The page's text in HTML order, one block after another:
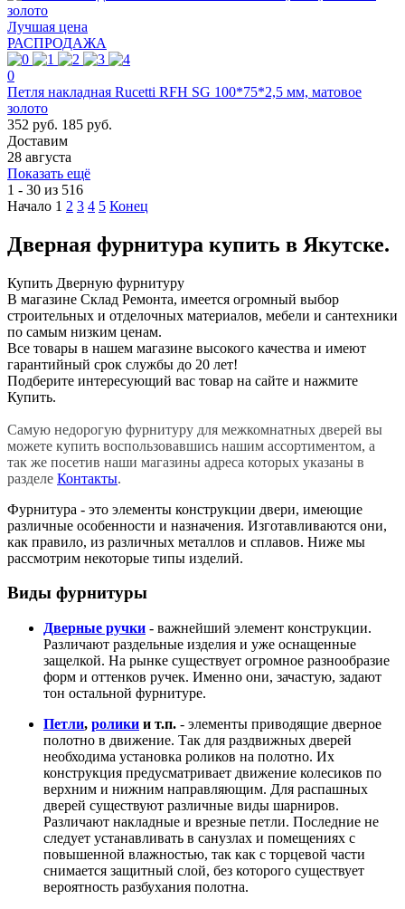
Лучшая цена
РАСПРОДАЖА
0
Петля накладная Rucetti RFН SG 100*75*2,5 мм, матовое
золото
352 руб. 185 руб.
Доставим
28 августа
Показать ещё
1 - 30 из 516
Начало 1 2 3 4 5 Конец
Дверная фурнитура купить в Якутске.
Купить Дверную фурнитуру
В магазине Склад Ремонта, имеется огромный выбор
строительных и отделочных материалов, мебели и сантехники
по самым низким ценам.
Все товары в нашем магазине высокого качества и имеют
гарантийный срок службы до 20 лет!
Подберите интересующий вас товар на сайте и нажмите
Купить.
Самую недорогую фурнитуру для межкомнатных дверей вы
можете купить воспользовавшись нашим ассортиментом, а
так же посетив наши магазины адреса которых указаны в
разделе Контакты.
Фурнитура - это элементы конструкции двери, имеющие
различные особенности и назначения. Изготавливаются они,
как правило, из различных металлов и сплавов. Ниже мы
рассмотрим некоторые типы изделий.
Виды фурнитуры
Дверные ручки - важнейший элемент конструкции.
Различают раздельные изделия и уже оснащенные
защелкой. На рынке существует огромное разнообразие
форм и оттенков ручек. Именно они, зачастую, задают
тон остальной фурнитуре.
Петли, ролики и т.п. - элементы приводящие дверное
полотно в движение. Так для раздвижных дверей
необходима установка роликов на полотно. Их
конструкция предусматривает движение колесиков по
верхним и нижним направляющим. Для распашных
дверей существуют различные виды шарниров.
Различают накладные и врезные петли. Последние не
следует устанавливать в санузлах и помещениях с
повышенной влажностью, так как с торцевой части
снимается защитный слой, без которого существует
вероятность разбухания полотна.